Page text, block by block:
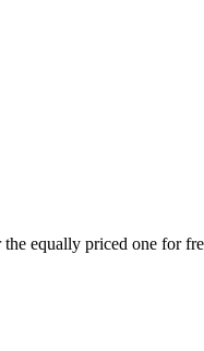
equally priced one for